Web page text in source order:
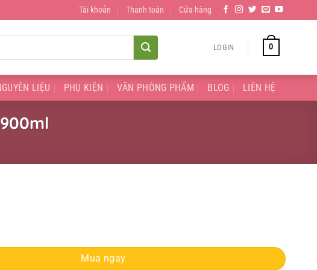
Tài khoản Thanh toán Cửa hàng
LOGIN 0
LIỆU PHỤ KIỆN VĂN PHÒNG PHẨM BLOG LIÊN HỆ
Inox 900ml quantity
Mua ngay